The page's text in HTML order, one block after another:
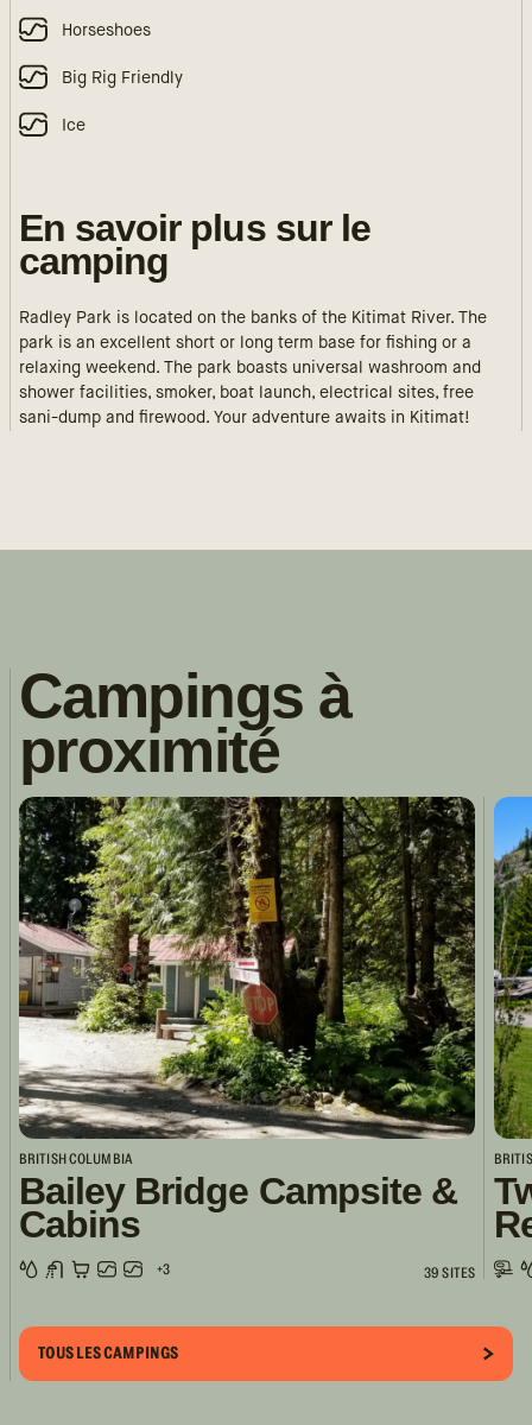
Horseshoes
Big Rig Friendly
Ice
En savoir plus sur le
camping
Radley Park is located on the banks of the Kitimat River. The
park is an excellent short or long term base for fishing or a
relaxing weekend. The park boasts universal washroom and
shower facilities, smoker, boat launch, electrical sites, free
sani-dump and firewood. Your adventure awaits in Kitimat!
Campings à
proximité
BRITISH COLUMBIA
Bailey Bridge Campsite &
Cabins
+3 39 SITES
TOUS LES CAMPINGS